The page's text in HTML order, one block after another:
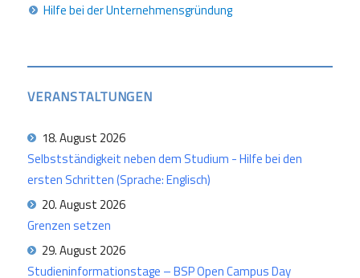
Hilfe bei der Unternehmensgründung
VERANSTALTUNGEN
18. August 2026
Selbstständigkeit neben dem Studium - Hilfe bei den
ersten Schritten (Sprache: Englisch)
20. August 2026
Grenzen setzen
29. August 2026
Studieninformationstage – BSP Open Campus Day